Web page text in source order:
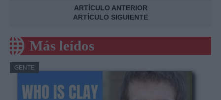
ARTÍCULO ANTERIOR
ARTÍCULO SIGUIENTE
Más leídos
GENTE